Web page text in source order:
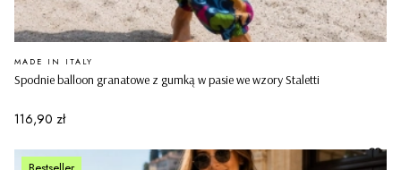
Spodnie balloon granatowe z gumką w pasie we wzory Staletti
PRODUCENT
MADE IN ITALY
Cena
116,90 zł